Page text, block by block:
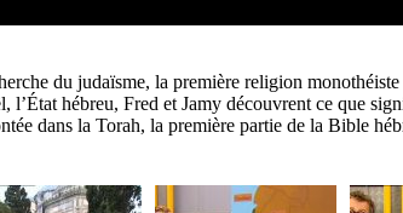
du judaïsme, la première religion
l’État hébreu, Fred et Jamy découvrent ce que
dans la Torah, la première partie de la Bible